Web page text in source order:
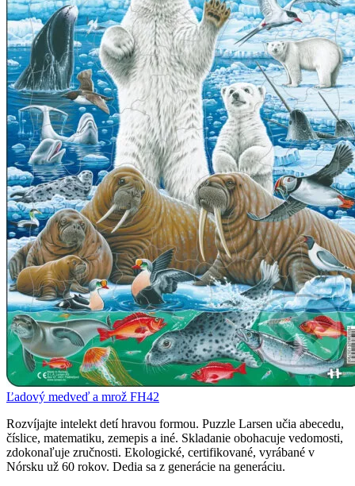
Ľadový medveď a mrož FH42
Rozvíjajte intelekt detí hravou formou. Puzzle Larsen učia abecedu,
číslice, matematiku, zemepis a iné. Skladanie obohacuje vedomosti,
zdokonaľuje zručnosti. Ekologické, certifikované, vyrábané v
Nórsku už 60 rokov. Dedia sa z generácie na generáciu.